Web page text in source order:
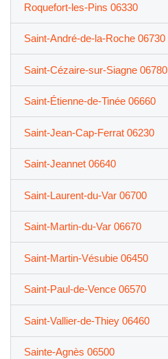
Roquefort-les-Pins 06330
Saint-André-de-la-Roche 06730
Saint-Cézaire-sur-Siagne 06780
Saint-Étienne-de-Tinée 06660
Saint-Jean-Cap-Ferrat 06230
Saint-Jeannet 06640
Saint-Laurent-du-Var 06700
Saint-Martin-du-Var 06670
Saint-Martin-Vésubie 06450
Saint-Paul-de-Vence 06570
Saint-Vallier-de-Thiey 06460
Sainte-Agnès 06500